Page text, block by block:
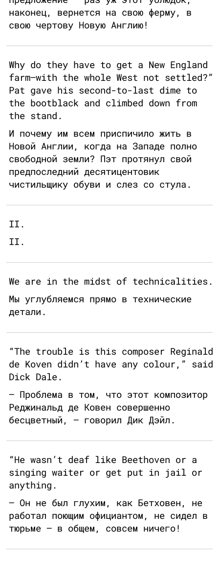
наконец, вернется на свою ферму, в
свою чертову Новую Англию!
Why do they have to get a New England
farm—with the whole West not settled?”
Pat gave his second-to-last dime to
the bootblack and climbed down from
the stand.
И почему им всем приспичило жить в
Новой Англии, когда на Западе полно
свободной земли? Пэт протянул свой
предпоследний десятицентовик
чистильщику обуви и слез со стула.
II.
II.
We are in the midst of technicalities.
Мы углубляемся прямо в технические
детали.
“The trouble is this composer Reginald
de Koven didn’t have any colour,” said
Dick Dale.
— Проблема в том, что этот композитор
Реджинальд де Ковен совершенно
бесцветный, — говорил Дик Дэйл.
“He wasn’t deaf like Beethoven or a
singing waiter or get put in jail or
anything.
— Он не был глухим, как Бетховен, не
работал поющим официантом, не сидел в
тюрьме — в общем, совсем ничего!